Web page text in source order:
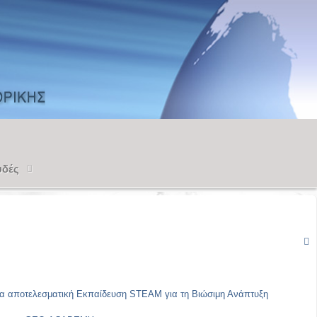
Εκπαίδευση STEAM για τη Βιώσιμη Ανάπτυξη